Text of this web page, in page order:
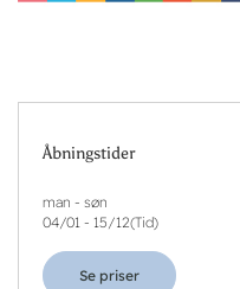
Åbningstider
man - søn
04/01 - 15/12(Tid)
Se priser